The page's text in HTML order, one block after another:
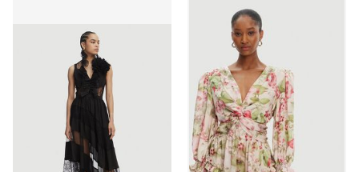
Sukienka trapezowa